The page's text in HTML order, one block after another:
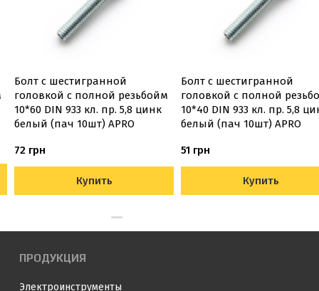
Болт с шестигранной
головкой с полной резьбойм
10*60 DIN 933 кл. пр. 5,8 цинк
белый (пач 10шт) APRO
72 грн
Купить
Болт с шестигранной
головкой с полной
10*40 DIN 933 кл. пр. 5,8
белый (пач 10шт) APRO
51 грн
Купить
ПРОДУКЦИЯ
Электроинструменты